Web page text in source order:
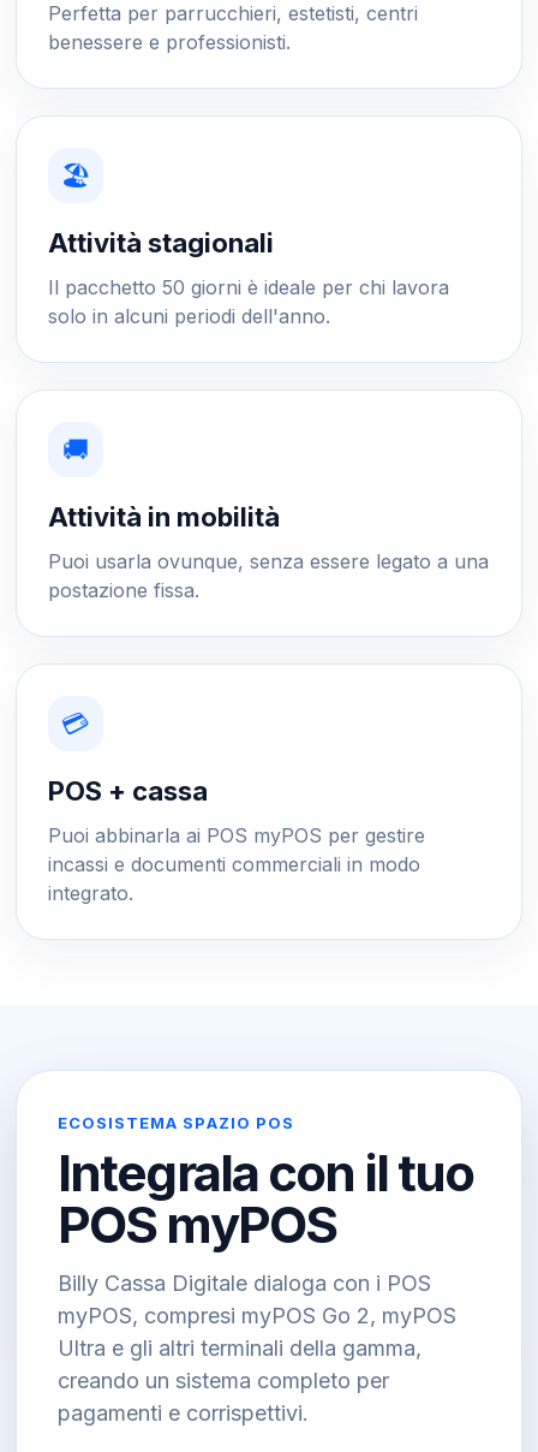
Perfetta per parrucchieri, estetisti, centri
benessere e professionisti.
🏖️
Attività stagionali
Il pacchetto 50 giorni è ideale per chi lavora
solo in alcuni periodi dell'anno.
🚚
Attività in mobilità
Puoi usarla ovunque, senza essere legato a una
postazione fissa.
💳
POS + cassa
Puoi abbinarla ai POS myPOS per gestire
incassi e documenti commerciali in modo
integrato.
ECOSISTEMA SPAZIO POS
Integrala con il tuo
POS myPOS
Billy Cassa Digitale dialoga con i POS
myPOS, compresi myPOS Go 2, myPOS
Ultra e gli altri terminali della gamma,
creando un sistema completo per
pagamenti e corrispettivi.